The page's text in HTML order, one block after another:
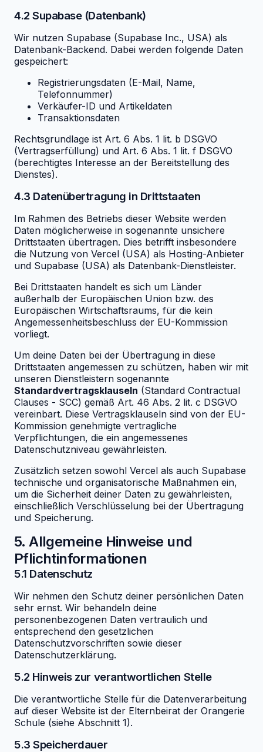
4.2 Supabase (Datenbank)
Wir nutzen Supabase (Supabase Inc., USA) als
Datenbank-Backend. Dabei werden folgende Daten
gespeichert:
Registrierungsdaten (E-Mail, Name,
Telefonnummer)
Verkäufer-ID und Artikeldaten
Transaktionsdaten
Rechtsgrundlage ist Art. 6 Abs. 1 lit. b DSGVO
(Vertragserfüllung) und Art. 6 Abs. 1 lit. f DSGVO
(berechtigtes Interesse an der Bereitstellung des
Dienstes).
4.3 Datenübertragung in Drittstaaten
Im Rahmen des Betriebs dieser Website werden
Daten möglicherweise in sogenannte unsichere
Drittstaaten übertragen. Dies betrifft insbesondere
die Nutzung von Vercel (USA) als Hosting-Anbieter
und Supabase (USA) als Datenbank-Dienstleister.
Bei Drittstaaten handelt es sich um Länder
außerhalb der Europäischen Union bzw. des
Europäischen Wirtschaftsraums, für die kein
Angemessenheitsbeschluss der EU-Kommission
vorliegt.
Um deine Daten bei der Übertragung in diese
Drittstaaten angemessen zu schützen, haben wir mit
unseren Dienstleistern sogenannte
Standardvertragsklauseln (Standard Contractual
Clauses - SCC) gemäß Art. 46 Abs. 2 lit. c DSGVO
vereinbart. Diese Vertragsklauseln sind von der EU-
Kommission genehmigte vertragliche
Verpflichtungen, die ein angemessenes
Datenschutzniveau gewährleisten.
Zusätzlich setzen sowohl Vercel als auch Supabase
technische und organisatorische Maßnahmen ein,
um die Sicherheit deiner Daten zu gewährleisten,
einschließlich Verschlüsselung bei der Übertragung
und Speicherung.
5. Allgemeine Hinweise und
Pflichtinformationen
5.1 Datenschutz
Wir nehmen den Schutz deiner persönlichen Daten
sehr ernst. Wir behandeln deine
personenbezogenen Daten vertraulich und
entsprechend den gesetzlichen
Datenschutzvorschriften sowie dieser
Datenschutzerklärung.
5.2 Hinweis zur verantwortlichen Stelle
Die verantwortliche Stelle für die Datenverarbeitung
auf dieser Website ist der Elternbeirat der Orangerie
Schule (siehe Abschnitt 1).
5.3 Speicherdauer